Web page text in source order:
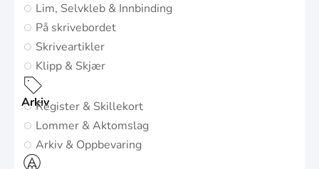
Lim, Selvkleb & Innbinding
På skrivebordet
Skriveartikler
Klipp & Skjær
ArkivRegister & Skillekort
Lommer & Aktomslag
Arkiv & Oppbevaring